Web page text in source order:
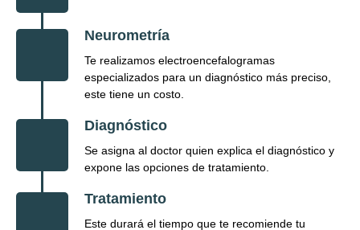
Neurometría
Te realizamos electroencefalogramas
especializados para un diagnóstico más preciso,
este tiene un costo.
Diagnóstico
Se asigna al doctor quien explica el diagnóstico y
expone las opciones de tratamiento.
Tratamiento
Este durará el tiempo que te recomiende tu